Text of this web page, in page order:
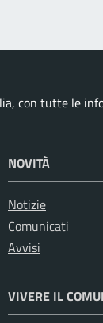
con tutte le
NOVITÀ
Notizie
Comunicati
Avvisi
VIVERE IL